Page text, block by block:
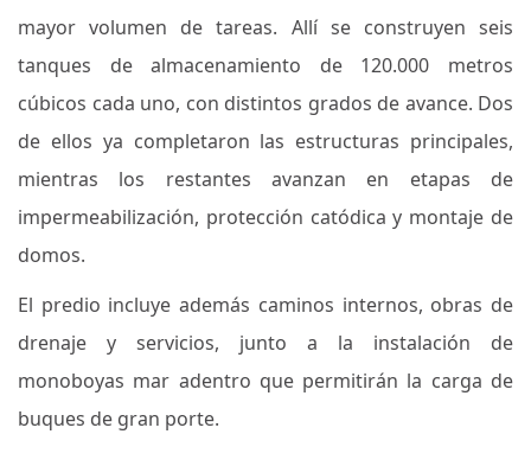
mayor volumen de tareas. Allí se construyen seis
tanques de almacenamiento de 120.000 metros
cúbicos cada uno, con distintos grados de avance. Dos
de ellos ya completaron las estructuras principales,
mientras los restantes avanzan en etapas de
impermeabilización, protección catódica y montaje de
domos.
El predio incluye además caminos internos, obras de
drenaje y servicios, junto a la instalación de
monoboyas mar adentro que permitirán la carga de
buques de gran porte.